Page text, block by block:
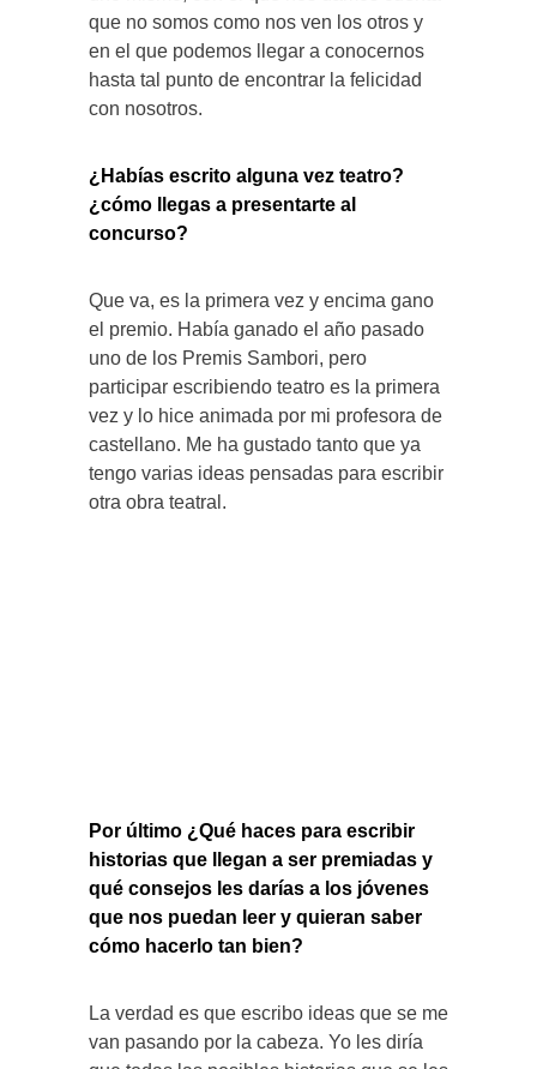
que no somos como nos ven los otros y
en el que podemos llegar a conocernos
hasta tal punto de encontrar la felicidad
con nosotros.
¿Habías escrito alguna vez teatro?
¿cómo llegas a presentarte al
concurso?
Que va, es la primera vez y encima gano
el premio. Había ganado el año pasado
uno de los Premis Sambori, pero
participar escribiendo teatro es la primera
vez y lo hice animada por mi profesora de
castellano. Me ha gustado tanto que ya
tengo varias ideas pensadas para escribir
otra obra teatral.
Por último ¿Qué haces para escribir
historias que llegan a ser premiadas y
qué consejos les darías a los jóvenes
que nos puedan leer y quieran saber
cómo hacerlo tan bien?
La verdad es que escribo ideas que se me
van pasando por la cabeza. Yo les diría